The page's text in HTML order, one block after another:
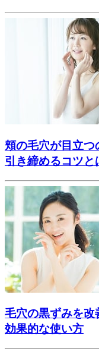
頬の毛穴が目立つ
引き締めるコツと
毛穴の黒ずみを改
効果的な使い方